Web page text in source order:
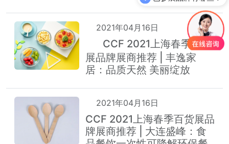
2021年04月16日
CCF 2021上海春季百货
展品牌展商推荐 | 丰逸家
居：品质天然 美丽绽放
2021年04月16日
CCF 2021上海春季百货展品
牌展商推荐 | 大连盛峰：食